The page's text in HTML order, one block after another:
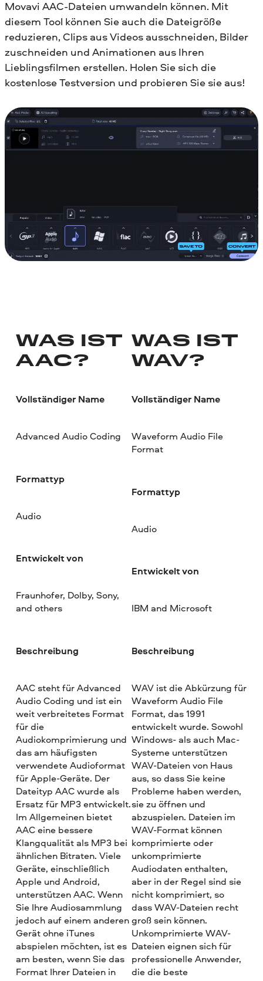
Movavi AAC-Dateien umwandeln können. Mit
diesem Tool können Sie auch die Dateigröße
reduzieren, Clips aus Videos ausschneiden, Bilder
zuschneiden und Animationen aus Ihren
Lieblingsfilmen erstellen. Holen Sie sich die
kostenlose Testversion und probieren Sie sie aus!
WAS IST
AAC?
Vollständiger Name
Advanced Audio Coding
Formattyp
Audio
Entwickelt von
Fraunhofer, Dolby, Sony,
and others
Beschreibung
AAC steht für Advanced
Audio Coding und ist ein
weit verbreitetes Format
für die
Audiokomprimierung und
das am häufigsten
verwendete Audioformat
für Apple-Geräte. Der
Dateityp AAC wurde als
Ersatz für MP3 entwickelt.
Im Allgemeinen bietet
AAC eine bessere
Klangqualität als MP3 bei
ähnlichen Bitraten. Viele
Geräte, einschließlich
Apple und Android,
unterstützen AAC. Wenn
Sie Ihre Audiosammlung
jedoch auf einem anderen
Gerät ohne iTunes
abspielen möchten, ist es
am besten, wenn Sie das
Format Ihrer Dateien in
WAS IST
WAV?
Vollständiger Name
Waveform Audio File
Format
Formattyp
Audio
Entwickelt von
IBM and Microsoft
Beschreibung
WAV ist die Abkürzung für
Waveform Audio File
Format, das 1991
entwickelt wurde. Sowohl
Windows- als auch Mac-
Systeme unterstützen
WAV-Dateien von Haus
aus, so dass Sie keine
Probleme haben werden,
sie zu öffnen und
abzuspielen. Dateien im
WAV-Format können
komprimierte oder
unkomprimierte
Audiodaten enthalten,
aber in der Regel sind sie
nicht komprimiert, so
dass WAV-Dateien recht
groß sein können.
Unkomprimierte WAV-
Dateien eignen sich für
professionelle Anwender,
die die beste